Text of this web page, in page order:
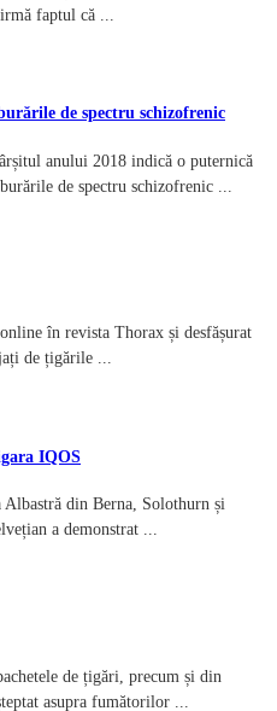
faptul că ...
de spectru schizofrenic
anului 2018 indică o puternică
de spectru schizofrenic ...
în revista Thorax și desfășurat
de țigările ...
IQOS
Albastră din Berna, Solothurn și
a demonstrat ...
de țigări, precum și din
asupra fumătorilor ...